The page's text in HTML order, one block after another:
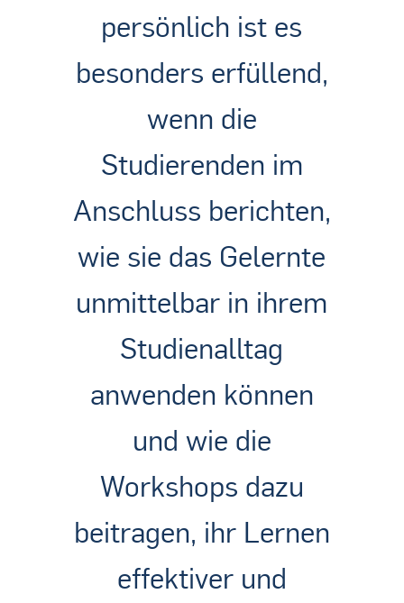
persönlich ist es
besonders erfüllend,
wenn die
Studierenden im
Anschluss berichten,
wie sie das Gelernte
unmittelbar in ihrem
Studienalltag
anwenden können
und wie die
Workshops dazu
beitragen, ihr Lernen
effektiver und